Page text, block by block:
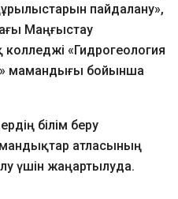
пайдалану»,
Маңғыстау
«Гидрогеология
мамандығы бойынша
білім беру
атласының
үшін жаңартылуда.